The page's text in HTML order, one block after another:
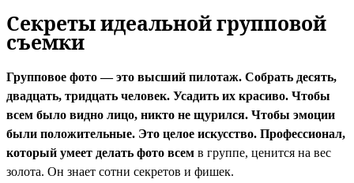
Секреты идеальной групповой
съемки
Групповое фото — это высший пилотаж. Собрать десять,
двадцать, тридцать человек. Усадить их красиво. Чтобы
всем было видно лицо, никто не щурился. Чтобы эмоции
были положительные. Это целое искусство. Профессионал,
который умеет делать фото всем в группе, ценится на вес
золота. Он знает сотни секретов и фишек.